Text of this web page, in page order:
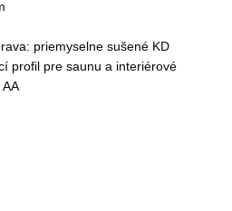
priemyselne sušené KD
profil pre saunu a interiérové